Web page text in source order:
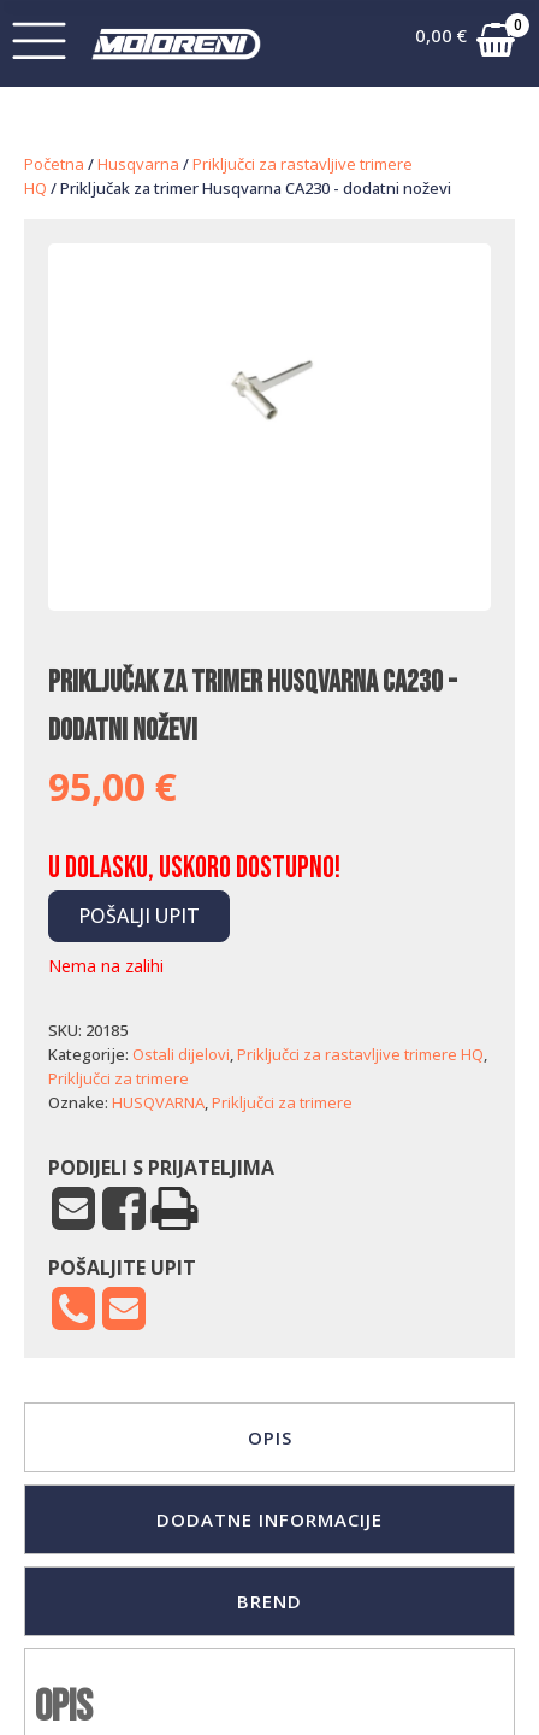
0,00 € 0
Početna /Husqvarna /Priključci za rastavljive trimere
HQ / Priključak za trimer Husqvarna CA230 - dodatni noževi
Priključak za trimer Husqvarna CA230 -
dodatni noževi
95,00 €
U dolasku, uskoro dostupno!
POŠALJI UPIT
Nema na zalihi
SKU: 20185
Kategorije: Ostali dijelovi,Priključci za rastavljive trimere HQ,
Priključci za trimere
Oznake: HUSQVARNA,Priključci za trimere
PODIJELI S PRIJATELJIMA
POŠALJITE UPIT
OPIS
DODATNE INFORMACIJE
BREND
Opis